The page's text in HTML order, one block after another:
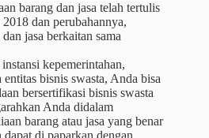
barang dan jasa telah tertulis
dan perubahannya,
jasa berkaitan sama
kepemerintahan,
bisnis swasta, Anda bisa
bersertifikasi bisnis swasta
Anda didalam
barang atau jasa yang benar
di paparkan dengan